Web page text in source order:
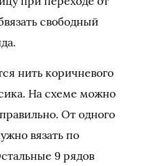
свободный
нить коричневого
На схеме можно
От одного
вязать по
9 рядов